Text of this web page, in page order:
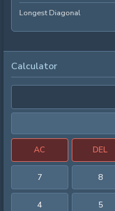
Longest Diagonal
Calculator
AC DEL
7 8
4 5